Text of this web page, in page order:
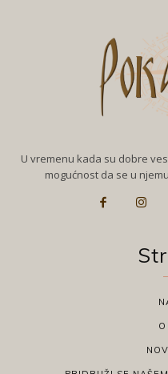
U vremenu kada su dobre
mogućnost da se u